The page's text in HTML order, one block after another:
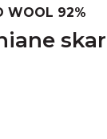
WOOL 92%